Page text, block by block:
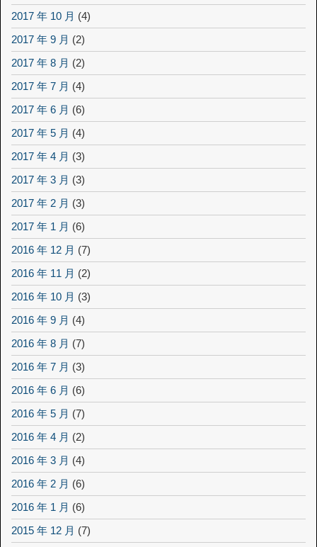
2017 年 10 月 (4)
2017 年 9 月 (2)
2017 年 8 月 (2)
2017 年 7 月 (4)
2017 年 6 月 (6)
2017 年 5 月 (4)
2017 年 4 月 (3)
2017 年 3 月 (3)
2017 年 2 月 (3)
2017 年 1 月 (6)
2016 年 12 月 (7)
2016 年 11 月 (2)
2016 年 10 月 (3)
2016 年 9 月 (4)
2016 年 8 月 (7)
2016 年 7 月 (3)
2016 年 6 月 (6)
2016 年 5 月 (7)
2016 年 4 月 (2)
2016 年 3 月 (4)
2016 年 2 月 (6)
2016 年 1 月 (6)
2015 年 12 月 (7)